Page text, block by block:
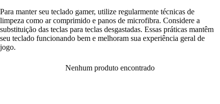
Para manter seu teclado gamer, utilize regularmente técnicas de
limpeza como ar comprimido e panos de microfibra. Considere a
substituição das teclas para teclas desgastadas. Essas práticas mantêm
seu teclado funcionando bem e melhoram sua experiência geral de
jogo.
Nenhum produto encontrado